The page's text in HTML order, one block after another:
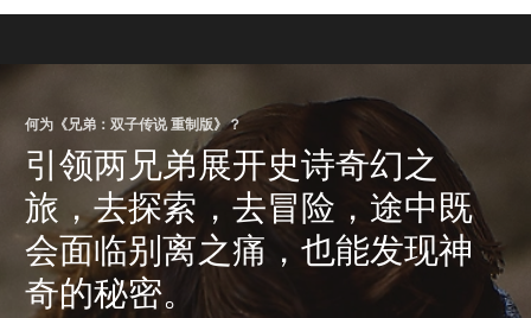
何为《兄弟：双子传说 重制版》？
引领两兄弟展开史诗奇幻之
旅，去探索，去冒险，途中既
会面临别离之痛，也能发现神
奇的秘密。